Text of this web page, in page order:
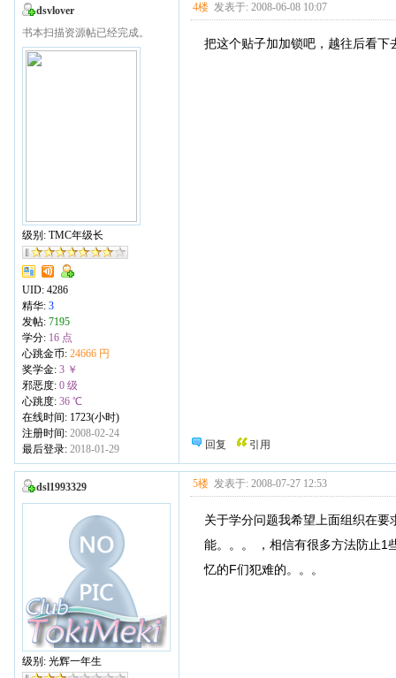
dsvlover
书本扫描资源帖已经完成。
级别: TMC年级长
UID: 4286
精华: 3
发帖: 7195
学分: 16 点
心跳金币: 24666 円
奖学金: 3 ￥
邪恶度: 0 级
心跳度: 36 ℃
在线时间: 1723(小时)
注册时间: 2008-02-24
最后登录: 2018-01-29
4楼 发表于: 2008-06-08 10:07
把这个贴子加加锁吧，越往后看
回复 引用
dsl1993329
级别: 光辉一年生
5楼 发表于: 2008-07-27 12:53
关于学分问题我希望上面组织在
能。。。 ，相信有很多方法防止1
忆的F们犯难的。。。